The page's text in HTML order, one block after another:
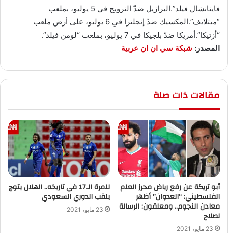
فاينانشال فيلد”.البرازيل ضدّ النرويج في 5 يوليو، بملعب
“ميتلايف”.المكسيك ضدّ إنجلترا في 6 يوليو، على أرض ملعب
“أزتيكا”.أمريكا ضدّ بلجيكا في 7 يوليو، بملعب “لومن فيلد”.
المصدر: شبكة سي ان ان عربية
مقالات ذات صلة
أبو تريكة عن رفع رياض محرز العلم
الفلسطيني: “العدوان” أظهر
معادن النجوم.. ومعلقون: الرسالة
لصلاح
23 مايو، 2021
للمرة الـ17 في تاريخه.. الهلال يتوج
بلقب الدوري السعودي
23 مايو، 2021